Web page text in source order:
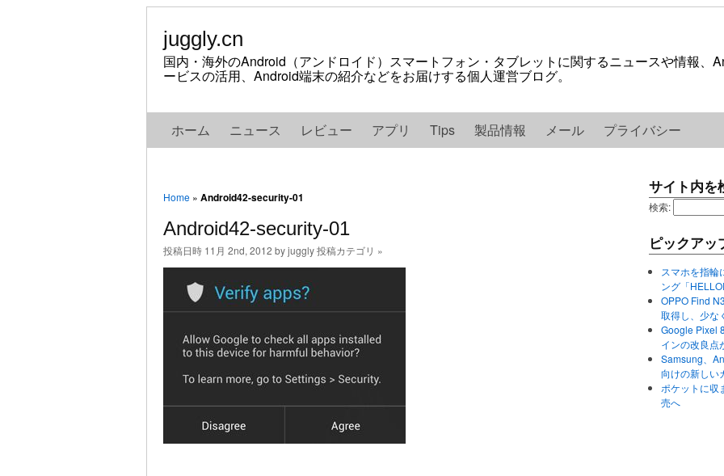
juggly.cn
国内・海外のAndroid（アンドロイド）スマートフォン・タブレットに関するニュースや情報、
ービスの活用、Android端末の紹介などをお届けする個人運営ブログ。
ホーム ニュース レビュー アプリ Tips 製品情報 メール プライバシー
Home » Android42-security-01
Android42-security-01
投稿日時 11月 2nd, 2012 by juggly 投稿カテゴリ »
サイト内を
検索:
ピックアッ
スマホを指輪
ング「
OPPO Find
取得し、少な
Google Pixel
インの改良点
Samsung、
向けの新しい
ポケットに収
売へ